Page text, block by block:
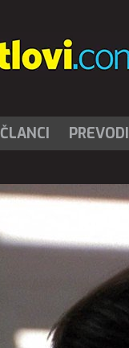
ČLANCI PREVODI